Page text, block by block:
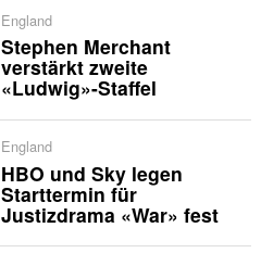
England
Stephen Merchant
verstärkt zweite
«Ludwig»-Staffel
England
HBO und Sky legen
Starttermin für
Justizdrama «War» fest